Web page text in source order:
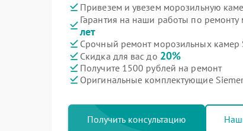
Привезем и увезем морозильную
Гарантия на наши работы по
лет
Срочный ремонт морозильных камер
Скидка для вас до 20%
Получите 1500 рублей на ремонт
Оригинальные комплектующие
Получить консультацию